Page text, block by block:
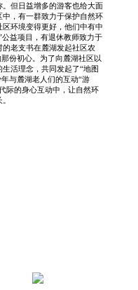
但日益增多的游客也给大面
，有一群致力于保护自然环
环境变得更好，他们中有中
益项目，有退休教师致力于
老支书在麓湖发起社区农
份初心。为了向麓湖社区以
活理念，共同发起了“地图
与麓湖老人们的互动“游
际的身心互动中，让自然环